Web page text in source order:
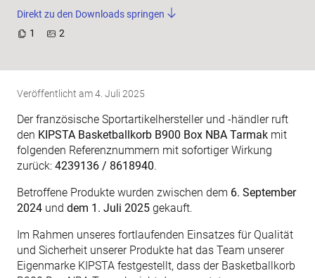
Direkt zu den Downloads springen
1
2
Veröffentlicht am4. Juli 2025
Der französische Sportartikelhersteller und -händler ruft
den KIPSTA Basketballkorb B900 Box NBA Tarmak mit
folgenden Referenznummern mit sofortiger Wirkung
zurück: 4239136 / 8618940.
Betroffene Produkte wurden zwischen dem 6. September
2024 und dem 1. Juli 2025 gekauft.
Im Rahmen unseres fortlaufenden Einsatzes für Qualität
und Sicherheit unserer Produkte hat das Team unserer
Eigenmarke KIPSTA festgestellt, dass der Basketballkorb